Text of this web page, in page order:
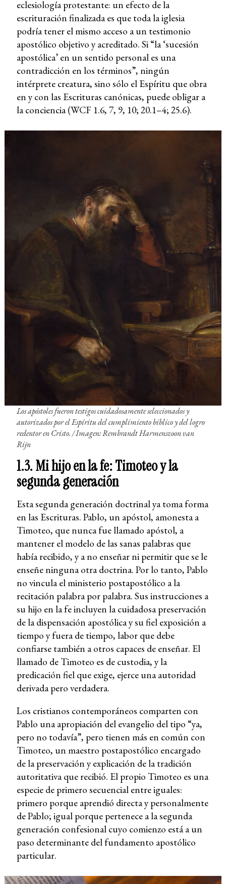
eclesiología protestante: un efecto de la
escrituración finalizada es que toda la iglesia
podría tener el mismo acceso a un testimonio
apostólico objetivo y acreditado. Si “la ‘sucesión
apostólica’ en un sentido personal es una
contradicción en los términos”, ningún
intérprete creatura, sino sólo el Espíritu que obra
en y con las Escrituras canónicas, puede obligar a
la conciencia (WCF 1.6, 7, 9, 10; 20.1–4; 25.6).
Los apóstoles fueron testigos cuidadosamente seleccionados y
autorizados por el Espíritu del cumplimiento bíblico y del logro
redentor en Cristo. / Imagen: Rembrandt Harmenszoon van
Rijn
1.3. Mi hijo en la fe: Timoteo y la
segunda generación
Esta segunda generación doctrinal ya toma forma
en las Escrituras. Pablo, un apóstol, amonesta a
Timoteo, que nunca fue llamado apóstol, a
mantener el modelo de las sanas palabras que
había recibido, y a no enseñar ni permitir que se le
enseñe ninguna otra doctrina. Por lo tanto, Pablo
no vincula el ministerio postapostólico a la
recitación palabra por palabra. Sus instrucciones a
su hijo en la fe incluyen la cuidadosa preservación
de la dispensación apostólica y su fiel exposición a
tiempo y fuera de tiempo, labor que debe
confiarse también a otros capaces de enseñar. El
llamado de Timoteo es de custodia, y la
predicación fiel que exige, ejerce una autoridad
derivada pero verdadera.
Los cristianos contemporáneos comparten con
Pablo una apropiación del evangelio del tipo “ya,
pero no todavía”, pero tienen más en común con
Timoteo, un maestro postapostólico encargado
de la preservación y explicación de la tradición
autoritativa que recibió. El propio Timoteo es una
especie de primero secuencial entre iguales:
primero porque aprendió directa y personalmente
de Pablo; igual porque pertenece a la segunda
generación confesional cuyo comienzo está a un
paso determinante del fundamento apostólico
particular.